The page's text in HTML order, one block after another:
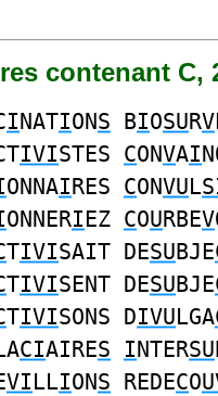
contenant C,
INATIONS BIOSURV
IVISTES CONVAI
ONNAIRES CONVUL
ONNERIEZ COURBEV
TIVISAIT DESUBJE
TIVISENT DESUBJE
TIVISONS DIVULGA
CIAIRES INTERSU
VILLIONS REDECO